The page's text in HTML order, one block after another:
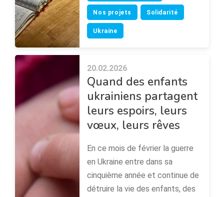
Nos projets Solidarité
Ukraine
20.02.2026
Quand des enfants
ukrainiens partagent
leurs espoirs, leurs
vœux, leurs rêves
En ce mois de février la guerre
en Ukraine entre dans sa
cinquième année et continue de
détruire la vie des enfants, des